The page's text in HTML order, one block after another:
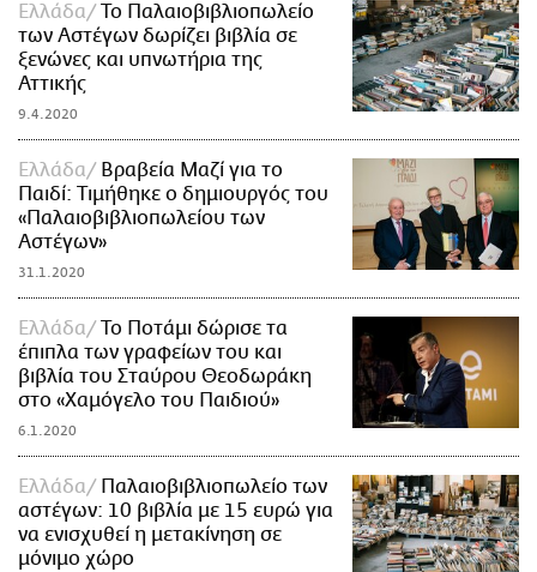
Ελλάδα
Το Παλαιοβιβλιοπωλείο
των Αστέγων δωρίζει βιβλία σε
ξενώνες και υπνωτήρια της
Αττικής
9.4.2020
Ελλάδα
Βραβεία Μαζί για το
Παιδί: Τιμήθηκε ο δημιουργός του
«Παλαιοβιβλιοπωλείου των
Αστέγων»
31.1.2020
Ελλάδα
Το Ποτάμι δώρισε τα
έπιπλα των γραφείων του και
βιβλία του Σταύρου Θεοδωράκη
στο «Χαμόγελο του Παιδιού»
6.1.2020
Ελλάδα
Παλαιοβιβλιοπωλείο των
αστέγων: 10 βιβλία με 15 ευρώ για
να ενισχυθεί η μετακίνηση σε
μόνιμο χώρο